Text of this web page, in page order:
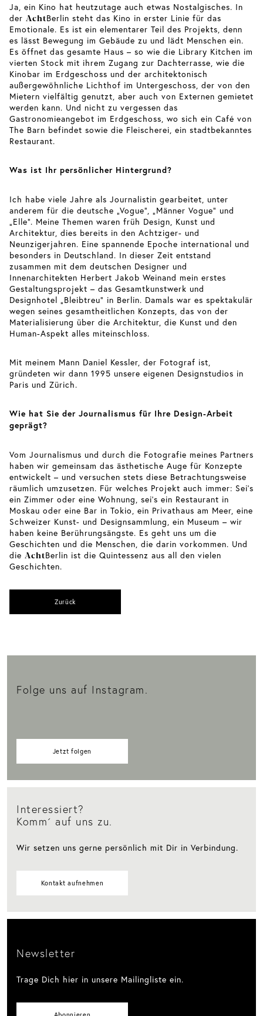
Ja, ein Kino hat heutzutage auch etwas Nostalgisches. In
der AchtBerlin steht das Kino in erster Linie für das
Emotionale. Es ist ein elementarer Teil des Projekts, denn
es lässt Bewegung im Gebäude zu und lädt Menschen ein.
Es öffnet das gesamte Haus – so wie die Library Kitchen im
vierten Stock mit ihrem Zugang zur Dachterrasse, wie die
Kinobar im Erdgeschoss und der architektonisch
außergewöhnliche Lichthof im Untergeschoss, der von den
Mietern vielfältig genutzt, aber auch von Externen gemietet
werden kann. Und nicht zu vergessen das
Gastronomieangebot im Erdgeschoss, wo sich ein Café von
The Barn befindet sowie die Fleischerei, ein stadtbekanntes
Restaurant.
Was ist Ihr persönlicher Hintergrund?
Ich habe viele Jahre als Journalistin gearbeitet, unter
anderem für die deutsche „Vogue“, „Männer Vogue“ und
„Elle“. Meine Themen waren früh Design, Kunst und
Architektur, dies bereits in den Achtziger- und
Neunzigerjahren. Eine spannende Epoche international und
besonders in Deutschland. In dieser Zeit entstand
zusammen mit dem deutschen Designer und
Innenarchitekten Herbert Jakob Weinand mein erstes
Gestaltungsprojekt – das Gesamtkunstwerk und
Designhotel „Bleibtreu“ in Berlin. Damals war es spektakulär
wegen seines gesamtheitlichen Konzepts, das von der
Materialisierung über die Architektur, die Kunst und den
Human-Aspekt alles miteinschloss.
Mit meinem Mann Daniel Kessler, der Fotograf ist,
gründeten wir dann 1995 unsere eigenen Designstudios in
Paris und Zürich.
Wie hat Sie der Journalismus für Ihre Design-Arbeit
geprägt?
Vom Journalismus und durch die Fotografie meines Partners
haben wir gemeinsam das ästhetische Auge für Konzepte
entwickelt – und versuchen stets diese Betrachtungsweise
räumlich umzusetzen. Für welches Projekt auch immer: Sei’s
ein Zimmer oder eine Wohnung, sei’s ein Restaurant in
Moskau oder eine Bar in Tokio, ein Privathaus am Meer, eine
Schweizer Kunst- und Designsammlung, ein Museum – wir
haben keine Berührungsängste. Es geht uns um die
Geschichten und die Menschen, die darin vorkommen. Und
die AchtBerlin ist die Quintessenz aus all den vielen
Geschichten.
Zurück
Folge uns auf Instagram.
Jetzt folgen
Interessiert?
Komm´ auf uns zu.
Wir setzen uns gerne persönlich mit Dir in Verbindung.
Kontakt aufnehmen
Newsletter
Trage Dich hier in unsere Mailingliste ein.